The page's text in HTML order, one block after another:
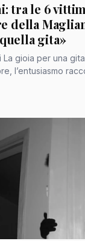
tra le 6
della
gita»
l’entusiasmo